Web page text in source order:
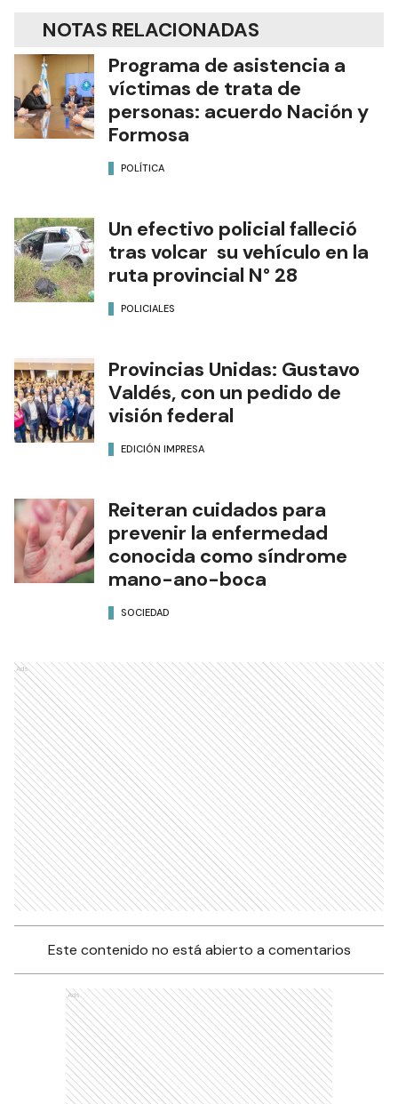
NOTAS RELACIONADAS
Programa de asistencia a
víctimas de trata de
personas: acuerdo Nación y
Formosa
POLÍTICA
Un efectivo policial falleció
tras volcar su vehículo en la
ruta provincial N° 28
POLICIALES
Provincias Unidas: Gustavo
Valdés, con un pedido de
visión federal
EDICIÓN IMPRESA
Reiteran cuidados para
prevenir la enfermedad
conocida como síndrome
mano-ano-boca
SOCIEDAD
Ads
Este contenido no está abierto a comentarios
Ads